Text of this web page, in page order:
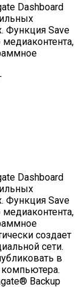
Dashboard
Функция Save
Dashboard
Функция Save
создает
сети.
в
Backup